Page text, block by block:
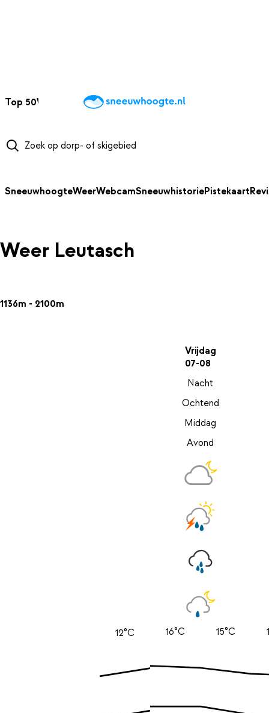
Top 50Webcams WintersportweerKaarten
SneeuwhoogteWeerWebcamSneeuwhistoriePistekaart
Weer Leutasch
1136m - 2100m
Vrijdag
07-08
Nacht
Ochtend
Middag
Avond
12°C 16°C 15°C